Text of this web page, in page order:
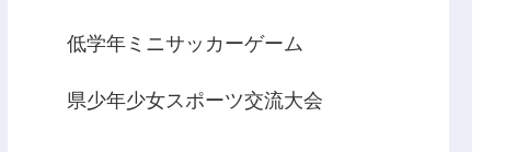
低学年ミニサッカーゲーム
県少年少女スポーツ交流大会